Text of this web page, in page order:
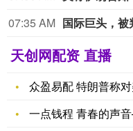
07:30 AM
天创网配资 直播
众盈易配 特朗普称对美
一点钱程 青春的声